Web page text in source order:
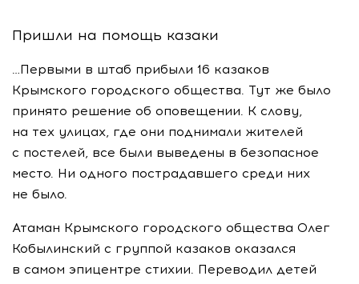
Пришли на помощь казаки
…Первыми в штаб прибыли 16 казаков
Крымского городского общества. Тут же было
принято решение об оповещении. К слову,
на тех улицах, где они поднимали жителей
с постелей, все были выведены в безопасное
место. Ни одного пострадавшего среди них
не было.
Атаман Крымского городского общества Олег
Кобылинский с группой казаков оказался
в самом эпицентре стихии. Переводил детей